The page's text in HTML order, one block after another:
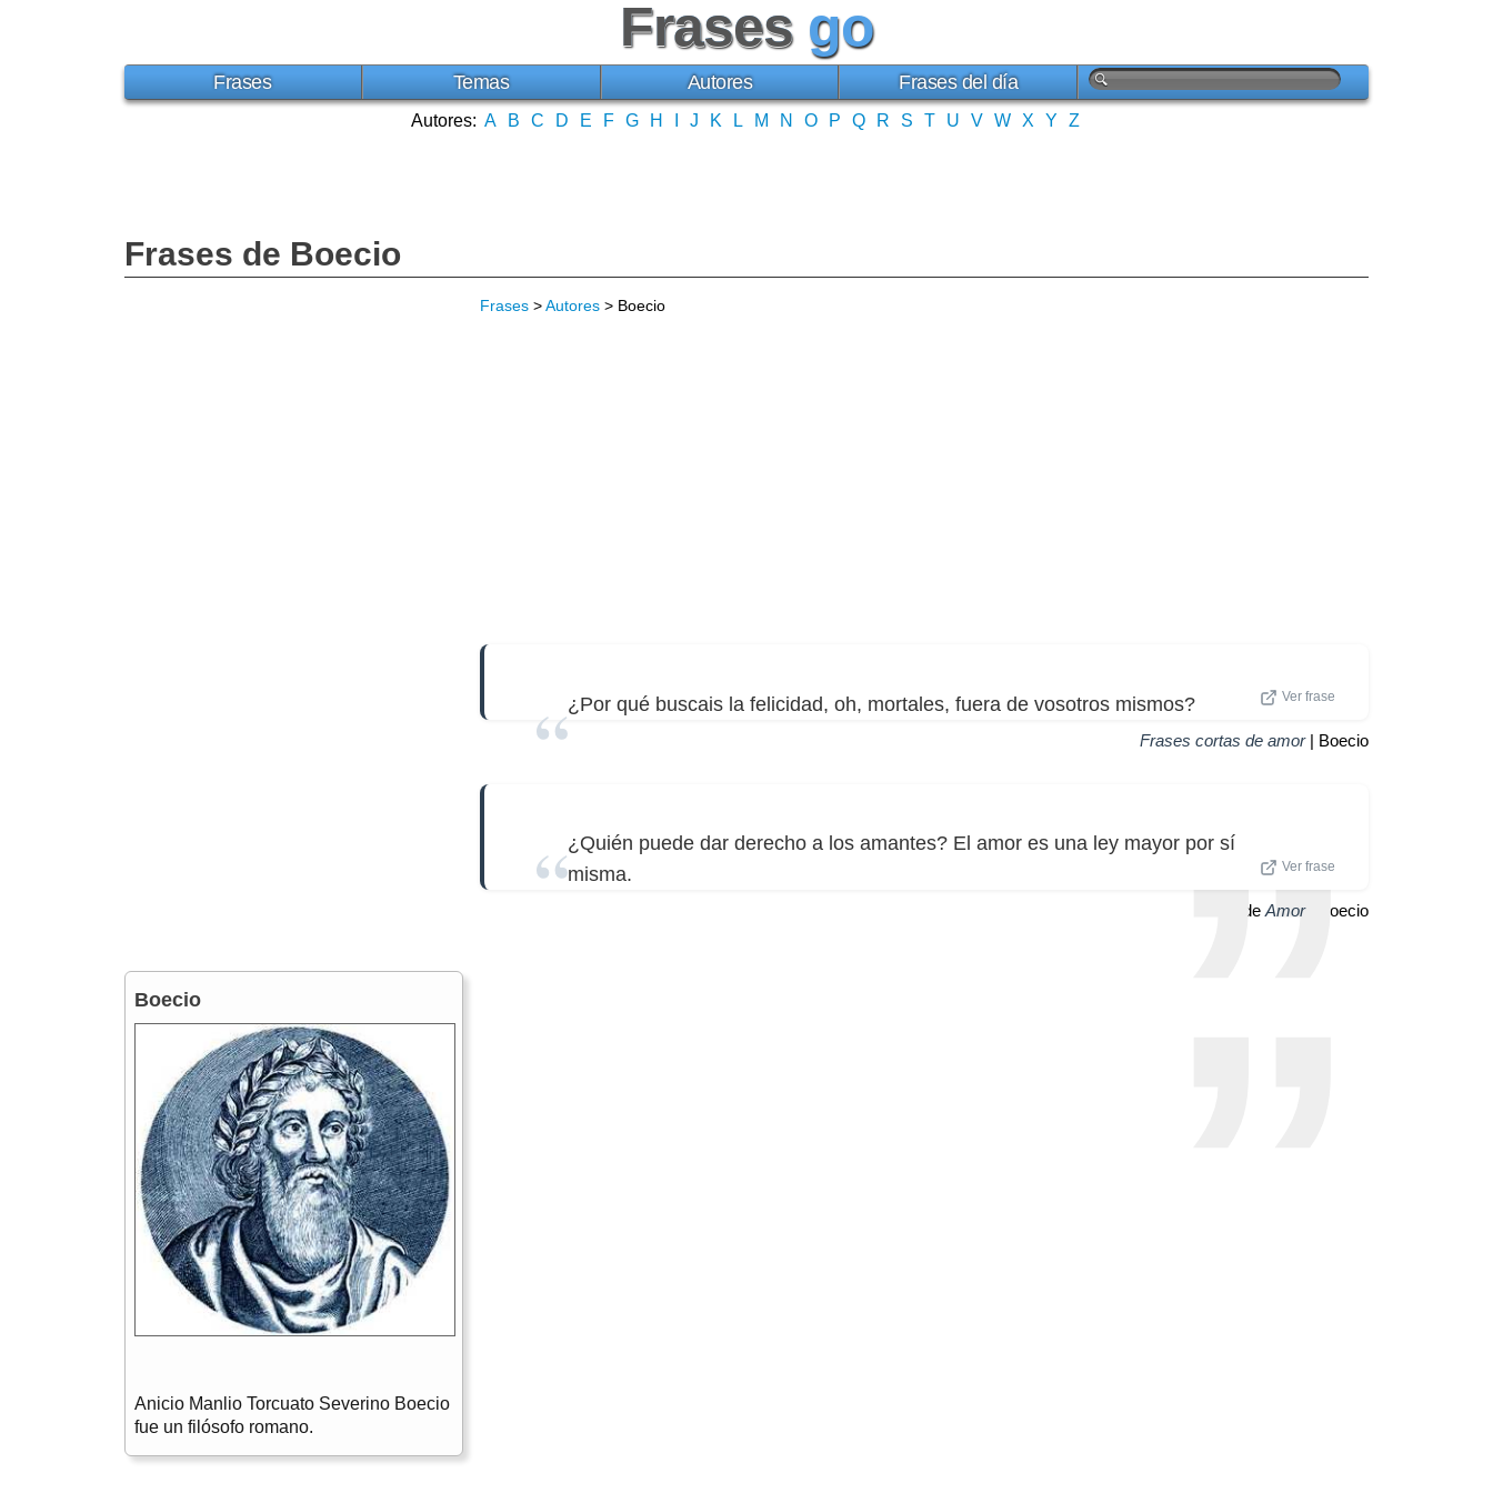
Frases go
Frases Temas Autores Frases del día
Autores: A B C D E F G H J K L M N O P Q R S T U V W X Y Z
Frases de Boecio
Frases >Autores > Boecio
¿Por qué buscais la felicidad, oh, mortales, fuera de vosotros mismos? Ver frase
Frases cortas de amor| Boecio
¿Quién puede dar derecho a los amantes? El amor es una ley mayor por sí
misma.
Ver frase
Frase de Amor| Boecio
Boecio
Anicio Manlio Torcuato Severino Boecio
fue un filósofo romano.